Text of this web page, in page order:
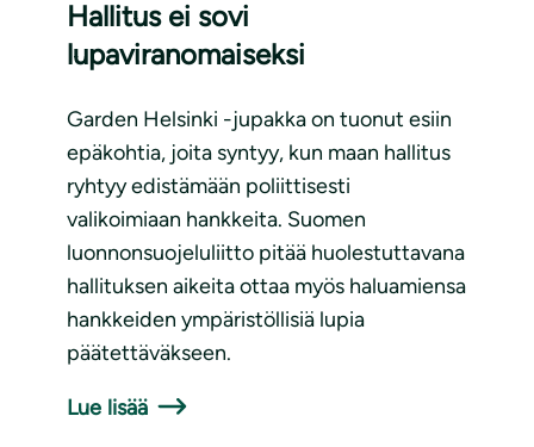
Hallitus ei sovi
lupaviranomaiseksi
Garden Helsinki -jupakka on tuonut esiin
epäkohtia, joita syntyy, kun maan hallitus
ryhtyy edistämään poliittisesti
valikoimiaan hankkeita. Suomen
luonnonsuojeluliitto pitää huolestuttavana
hallituksen aikeita ottaa myös haluamiensa
hankkeiden ympäristöllisiä lupia
päätettäväkseen.
Lue lisää